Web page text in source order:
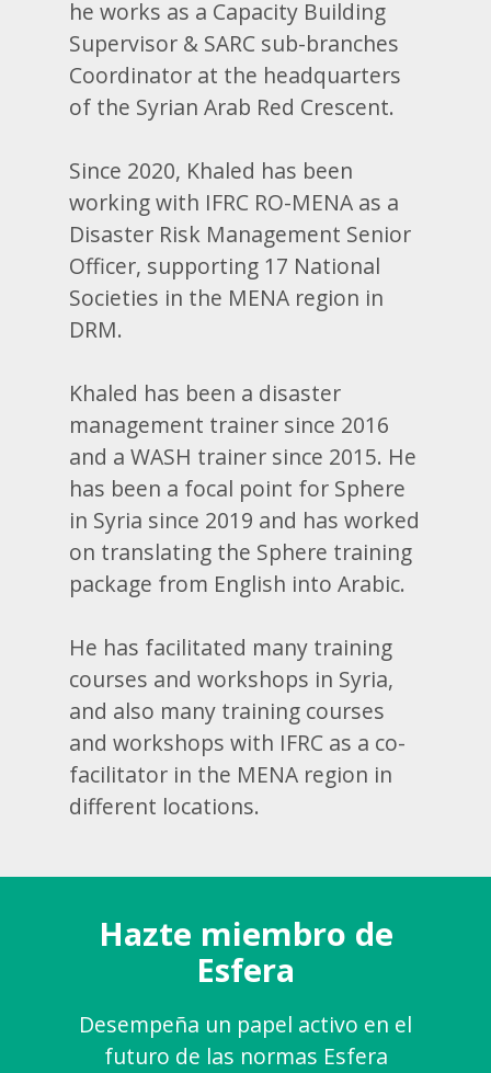
he works as a Capacity Building
Supervisor & SARC sub-branches
Coordinator at the headquarters
of the Syrian Arab Red Crescent.
Since 2020, Khaled has been
working with IFRC RO-MENA as a
Disaster Risk Management Senior
Officer, supporting 17 National
Societies in the MENA region in
DRM.
Khaled has been a disaster
management trainer since 2016
and a WASH trainer since 2015. He
has been a focal point for Sphere
in Syria since 2019 and has worked
on translating the Sphere training
package from English into Arabic.
He has facilitated many training
courses and workshops in Syria,
and also many training courses
and workshops with IFRC as a co-
facilitator in the MENA region in
different locations.
Hazte miembro de
Esfera
Desempeña un papel activo en el
futuro de las normas Esfera